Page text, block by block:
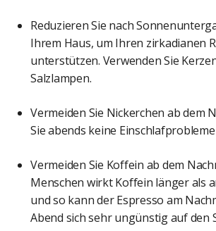
Reduzieren Sie nach
Ihrem Haus, um Ihren zirkadianen
unterstützen. Verwenden Sie
Salzlampen.
Vermeiden Sie Nickerchen ab dem
Sie abends keine
Vermeiden Sie Koffein ab dem
Menschen wirkt Koffein länger als
und so kann der Espresso am
Abend sich sehr ungünstig auf den